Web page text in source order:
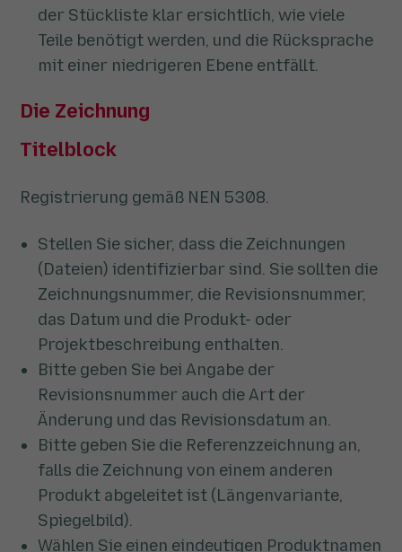
der Stückliste klar ersichtlich, wie viele
Teile benötigt werden, und die Rücksprache
mit einer niedrigeren Ebene entfällt.
Die Zeichnung
Titelblock
Registrierung gemäß NEN 5308.
Stellen Sie sicher, dass die Zeichnungen
(Dateien) identifizierbar sind. Sie sollten die
Zeichnungsnummer, die Revisionsnummer,
das Datum und die Produkt- oder
Projektbeschreibung enthalten.
Bitte geben Sie bei Angabe der
Revisionsnummer auch die Art der
Änderung und das Revisionsdatum an.
Bitte geben Sie die Referenzzeichnung an,
falls die Zeichnung von einem anderen
Produkt abgeleitet ist (Längenvariante,
Spiegelbild).
Wählen Sie einen eindeutigen Produktnamen